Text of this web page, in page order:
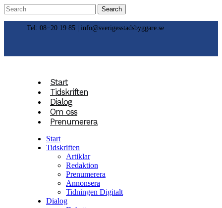
Tel: 08−20 19 85 | info@sverigesstadsbyggare.se
Start
Tidskriften
Dialog
Om oss
Prenumerera
Start
Tidskriften
Artiklar
Redaktion
Prenumerera
Annonsera
Tidningen Digitalt
Dialog